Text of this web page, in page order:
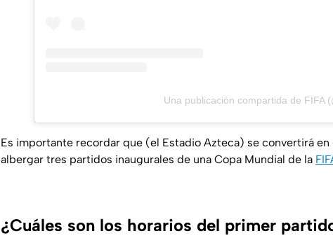
Una publicación compartida de FIFA
Es importante recordar que (el Estadio Azteca) se convertirá
albergar tres partidos inaugurales de una Copa Mundial de la
¿Cuáles son los horarios del primer